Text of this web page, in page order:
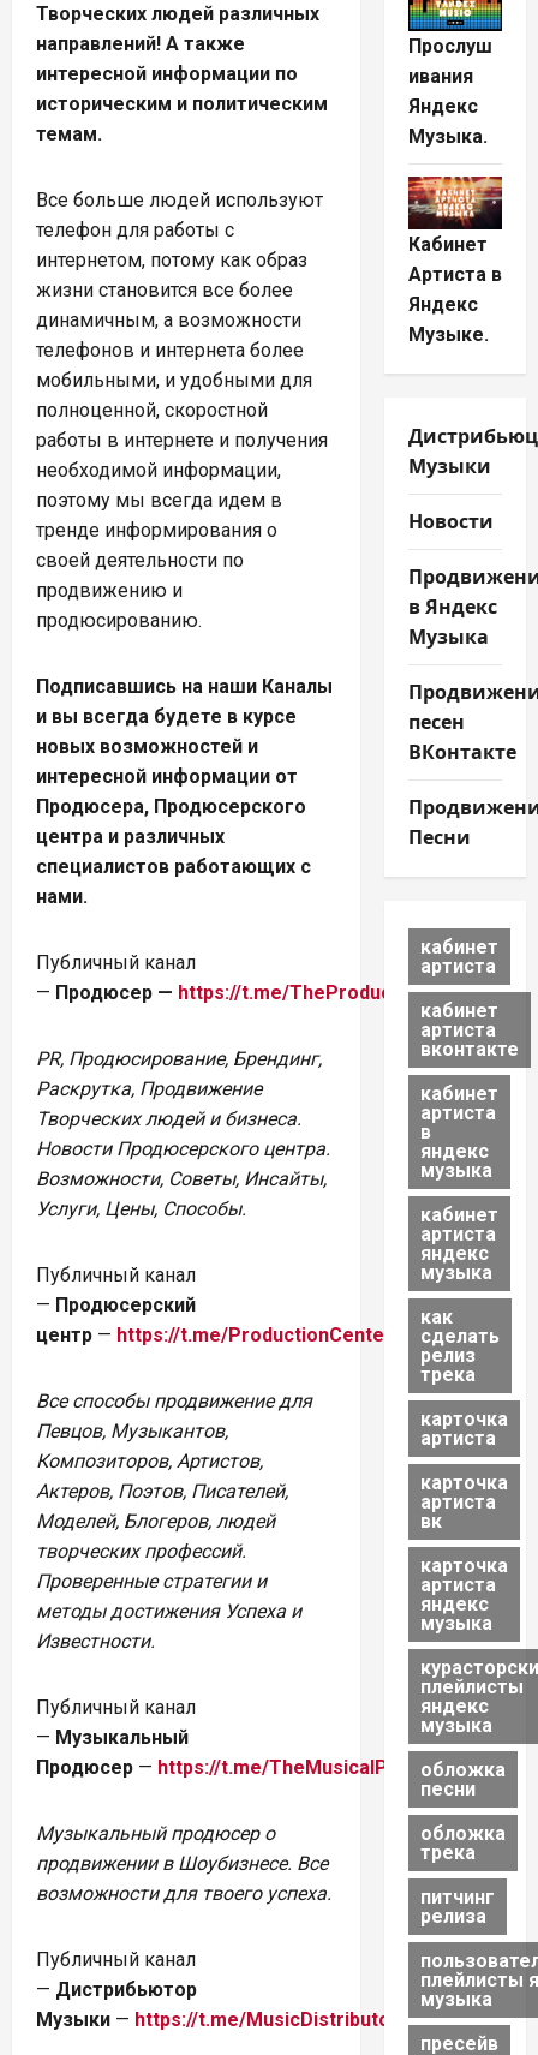
Творческих людей различных
направлений! А также
интересной информации по
историческим и политическим
темам.
Все больше людей используют
телефон для работы с
интернетом, потому как образ
жизни становится все более
динамичным, а возможности
телефонов и интернета более
мобильными, и удобными для
полноценной, скоростной
работы в интернете и получения
необходимой информации,
поэтому мы всегда идем в
тренде информирования о
своей деятельности по
продвижению и
продюсированию.
Подписавшись на наши Каналы
и вы всегда будете в курсе
новых возможностей и
интересной информации от
Продюсера, Продюсерского
центра и различных
специалистов работающих с
нами.
Публичный канал
— Продюсер — https://t.me/TheProducerNews
PR, Продюсирование, Брендинг,
Раскрутка, Продвижение
Творческих людей и бизнеса.
Новости Продюсерского центра.
Возможности, Советы, Инсайты,
Услуги, Цены, Способы.
Публичный канал
— Продюсерский
центр — https://t.me/ProductionCenterMoscow
Все способы продвижение для
Певцов, Музыкантов,
Композиторов, Артистов,
Актеров, Поэтов, Писателей,
Моделей, Блогеров, людей
творческих профессий.
Проверенные стратегии и
методы достижения Успеха и
Известности.
Публичный канал
— Музыкальный
Продюсер — https://t.me/TheMusicalProducer
Музыкальный продюсер о
продвижении в Шоубизнесе. Все
возможности для твоего успеха.
Публичный канал
— Дистрибьютор
Музыки — https://t.me/MusicDistributor
Прослуш
ивания
Яндекс
Музыка.
Кабинет
Артиста в
Яндекс
Музыке.
Музыки
Новости
в Яндекс
Музыка
песен
ВКонтакте
Песни
кабинет
артиста
кабинет
артиста
вконтакте
кабинет
артиста
в
яндекс
музыка
кабинет
артиста
яндекс
музыка
как
сделать
релиз
трека
карточка
артиста
карточка
артиста
вк
карточка
артиста
яндекс
музыка
плейлисты
яндекс
музыка
обложка
песни
обложка
трека
питчинг
релиза
плейлисты
музыка
пресейв